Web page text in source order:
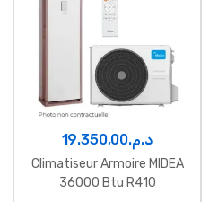
د.م.19.350,00
Climatiseur Armoire MIDEA
36000 Btu R410